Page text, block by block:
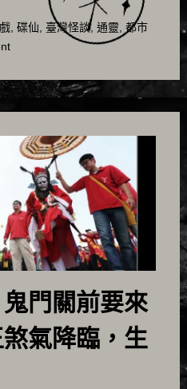
, 碟仙, 臺灣怪談, 通靈, 都市
鬼門關前要來
氣降臨，生